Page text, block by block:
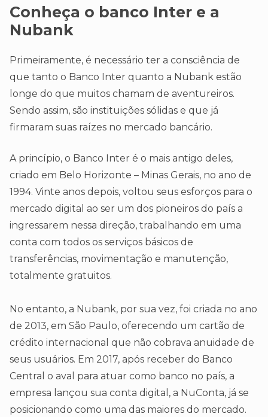
Conheça o banco Inter e a
Nubank
Primeiramente, é necessário ter a consciência de
que tanto o Banco Inter quanto a Nubank estão
longe do que muitos chamam de aventureiros.
Sendo assim, são instituições sólidas e que já
firmaram suas raízes no mercado bancário.
A princípio, o Banco Inter é o mais antigo deles,
criado em Belo Horizonte – Minas Gerais, no ano de
1994. Vinte anos depois, voltou seus esforços para o
mercado digital ao ser um dos pioneiros do país a
ingressarem nessa direção, trabalhando em uma
conta com todos os serviços básicos de
transferências, movimentação e manutenção,
totalmente gratuitos.
No entanto, a Nubank, por sua vez, foi criada no ano
de 2013, em São Paulo, oferecendo um cartão de
crédito internacional que não cobrava anuidade de
seus usuários. Em 2017, após receber do Banco
Central o aval para atuar como banco no país, a
empresa lançou sua conta digital, a NuConta, já se
posicionando como uma das maiores do mercado.